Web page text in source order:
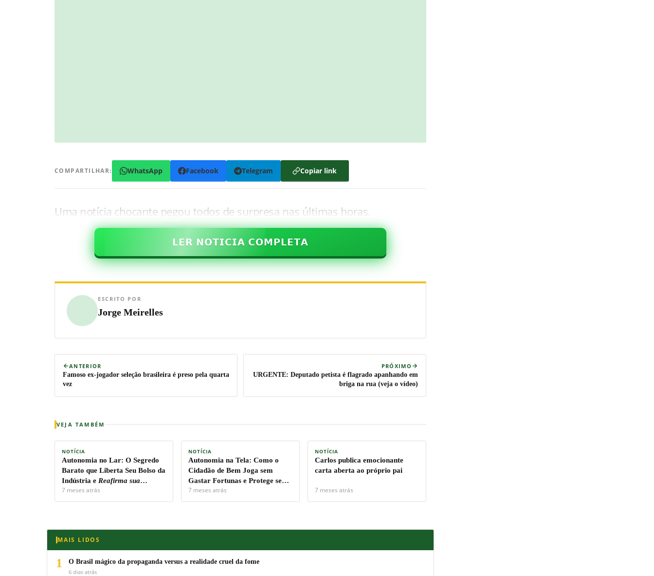
COMPARTILHAR: WhatsApp Facebook Telegram Copiar link
Uma notícia chocante pegou todos de surpresa nas últimas horas.
𝗟𝗘𝗥 𝗡𝗢𝗧𝗜𝗖𝗜𝗔 𝗖𝗢𝗠𝗣𝗟𝗘𝗧𝗔
ESCRITO POR
Jorge Meirelles
ANTERIOR
Famoso ex-jogador seleção brasileira é preso pela quarta
vez
PRÓXIMO
URGENTE: Deputado petista é flagrado apanhando em
briga na rua (veja o vídeo)
VEJA TAMBÉM
NOTÍCIA
Autonomia no Lar: O Segredo
Barato que Liberta Seu Bolso da
Indústria e Reafirma sua
Soberania Pessoal!
7 meses atrás
NOTÍCIA
Autonomia na Tela: Como o
Cidadão de Bem Joga sem
Gastar Fortunas e Protege seu
Capital.
7 meses atrás
NOTÍCIA
Carlos publica emocionante
carta aberta ao próprio pai
7 meses atrás
MAIS LIDOS
1
O Brasil mágico da propaganda versus a realidade cruel da fome
6 dias atrás